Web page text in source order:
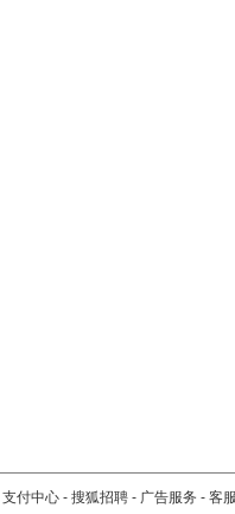
支付中心 - 搜狐招聘 - 广告服务 - 客